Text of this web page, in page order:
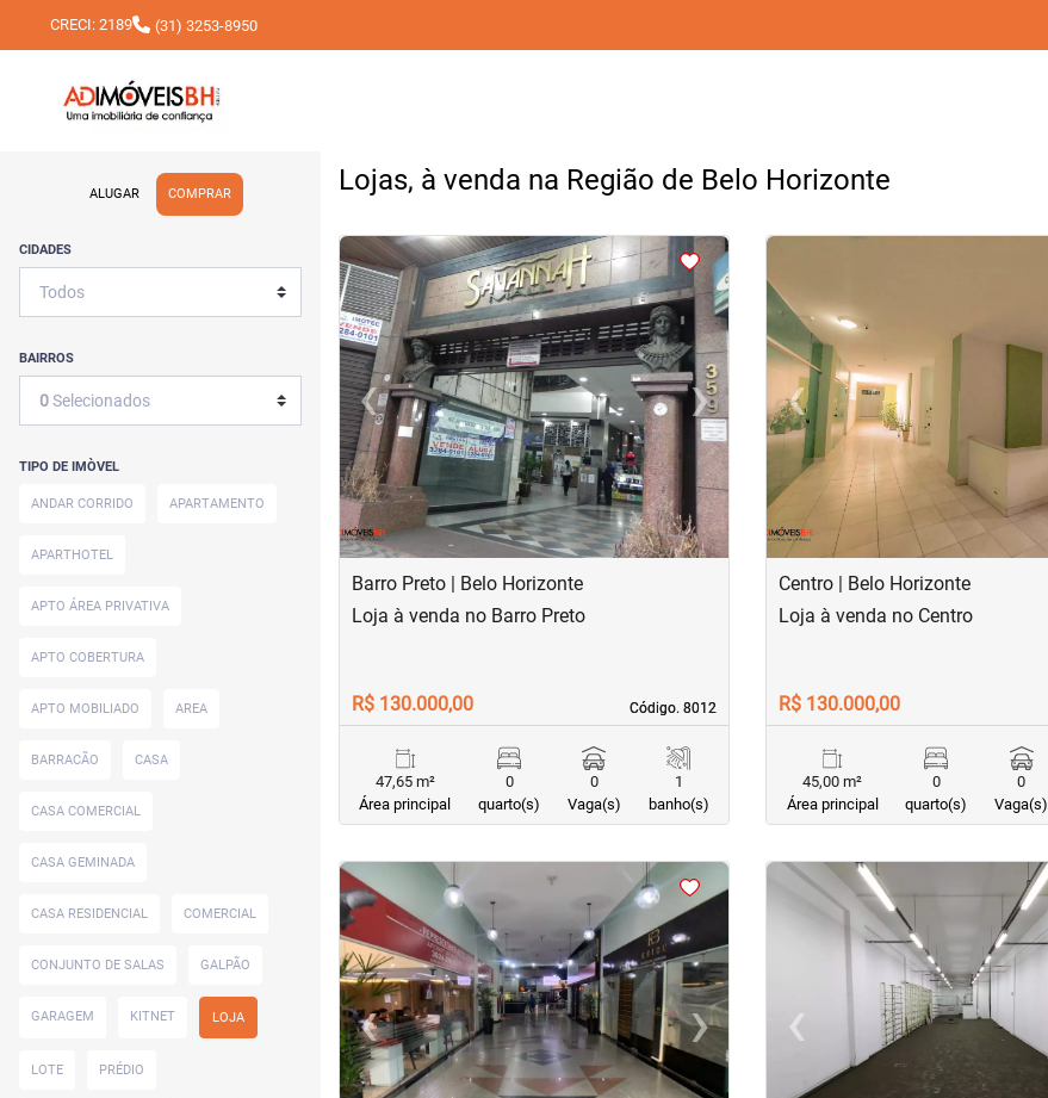
CRECI: 2189 (31) 3253-8950
ALUGAR COMPRAR
CIDADES
BAIRROS
0Selecionados
TIPO DE IMÒVEL
ANDAR CORRIDO APARTAMENTO
APARTHOTEL
APTO ÁREA PRIVATIVA
APTO COBERTURA
APTO MOBILIADO AREA
BARRACÃO CASA
CASA COMERCIAL
CASA GEMINADA
CASA RESIDENCIAL COMERCIAL
CONJUNTO DE SALAS GALPÃO
GARAGEM KITNET LOJA
LOTE PRÉDIO
Lojas, à venda na Região de Belo Horizonte
<< <<
‹Previous ›Next
Barro Preto | Belo Horizonte
Código. 8012
Código. 8012
Loja à venda no Barro Preto
R$ 130.000,00
47,65 m²
Área principal
0
quarto(s)
0
Vaga(s)
1
banho(s)
<
‹Previous
Centro | Belo Horizonte
Loja à venda no Centro
R$ 130.000,00
45,00 m²
Área principal
0
quarto(s)
0
Vaga(s)
<<<
‹Previous ›Next
< <<<
‹
Previous